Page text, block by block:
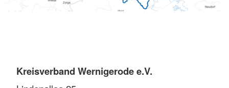
Kreisverband Wernigerode e.V.